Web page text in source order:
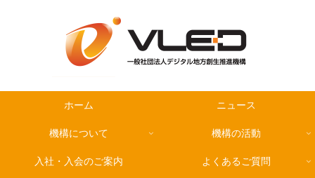
ホーム ニュース
機構について 機構の活動
入社・入会のご案内 よくあるご質問